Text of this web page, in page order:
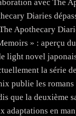
avec The
Diaries
Apothecary
» : aperçu
light novel
la série
publie les
que la deuxième
adaptations en